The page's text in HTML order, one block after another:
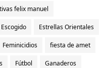
felix manuel
Escogido Estrellas Orientales
Feminicidios fiesta de amet
Fútbol Ganaderos